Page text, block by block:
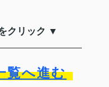
クリック ▼
覧へ進む